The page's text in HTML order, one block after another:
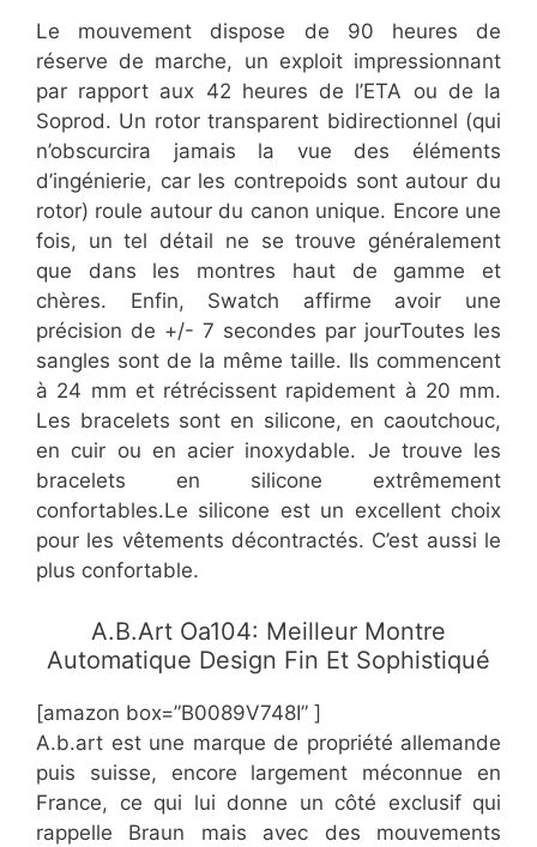
Le mouvement dispose de 90 heures de
réserve de marche, un exploit impressionnant
par rapport aux 42 heures de l’ETA ou de la
Soprod. Un rotor transparent bidirectionnel (qui
n’obscurcira jamais la vue des éléments
d’ingénierie, car les contrepoids sont autour du
rotor) roule autour du canon unique. Encore une
fois, un tel détail ne se trouve généralement
que dans les montres haut de gamme et
chères. Enfin, Swatch affirme avoir une
précision de +/- 7 secondes par jourToutes les
sangles sont de la même taille. Ils commencent
à 24 mm et rétrécissent rapidement à 20 mm.
Les bracelets sont en silicone, en caoutchouc,
en cuir ou en acier inoxydable. Je trouve les
bracelets en silicone extrêmement
confortables.Le silicone est un excellent choix
pour les vêtements décontractés. C’est aussi le
plus confortable.
​A.B.Art Oa104: Meilleur Montre
Automatique Design Fin Et Sophistiqué
[amazon box=”B0089V748I” ]
A.b.art est une marque de propriété allemande
puis suisse, encore largement méconnue en
France, ce qui lui donne un côté exclusif qui
rappelle Braun mais avec des mouvements